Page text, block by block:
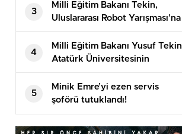
3
Milli Eğitim Bakanı Tekin,
Uluslararası Robot Yarışması’na
katılan öğrencilerle bir araya
geldi
4
Milli Eğitim Bakanı Yusuf Tekin
Atatürk Üniversitesinin
akademik yılı açılış töreninde
konuştu
5
Minik Emre’yi ezen servis
şoförü tutuklandı!